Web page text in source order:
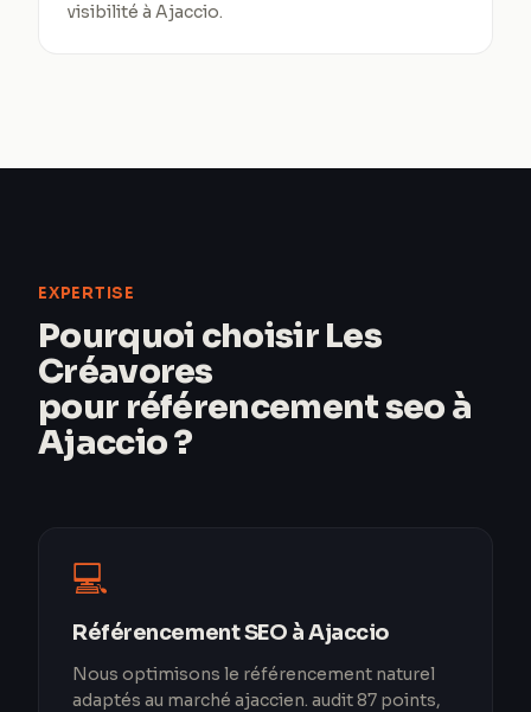
visibilité à Ajaccio.
EXPERTISE
Pourquoi choisir Les
Créavores
pour référencement seo à
Ajaccio ?
💻
Référencement SEO à Ajaccio
Nous optimisons le référencement naturel
adaptés au marché ajaccien. audit 87 points,